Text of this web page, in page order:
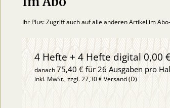
Ihr Plus: Zugriff auch auf alle anderen Artikel im
4 Hefte + 4 Hefte digital 0,00
danach75,40 € für 26 Ausgaben pro
inkl. MwSt., zzgl. 27,30 € Versand (D)